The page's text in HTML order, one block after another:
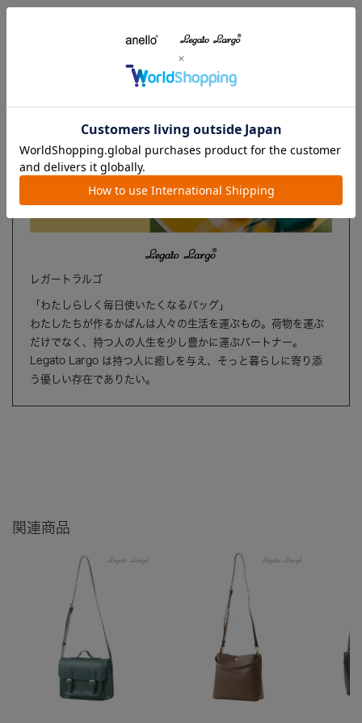
レガートラルゴ
「わたしらしく毎日使いたくなるバッグ」
わたしたちが作るかばんは人々の生活を運ぶもの。荷物を運ぶ
だけでなく、持つ人の人生を少し豊かに運ぶパートナー。
Legato Largo は持つ人に癒しを与え、そっと暮らしに寄り添
う優しい存在でありたい。
関連商品